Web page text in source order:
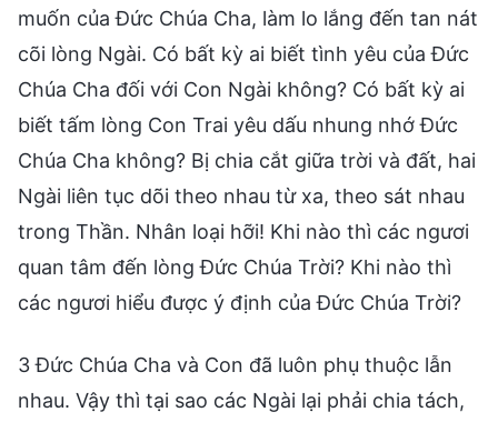
muốn của Đức Chúa Cha, làm lo lắng đến tan nát
cõi lòng Ngài. Có bất kỳ ai biết tình yêu của Đức
Chúa Cha đối với Con Ngài không? Có bất kỳ ai
biết tấm lòng Con Trai yêu dấu nhung nhớ Đức
Chúa Cha không? Bị chia cắt giữa trời và đất, hai
Ngài liên tục dõi theo nhau từ xa, theo sát nhau
trong Thần. Nhân loại hỡi! Khi nào thì các ngươi
quan tâm đến lòng Đức Chúa Trời? Khi nào thì
các ngươi hiểu được ý định của Đức Chúa Trời?
3 Đức Chúa Cha và Con đã luôn phụ thuộc lẫn
nhau. Vậy thì tại sao các Ngài lại phải chia tách,